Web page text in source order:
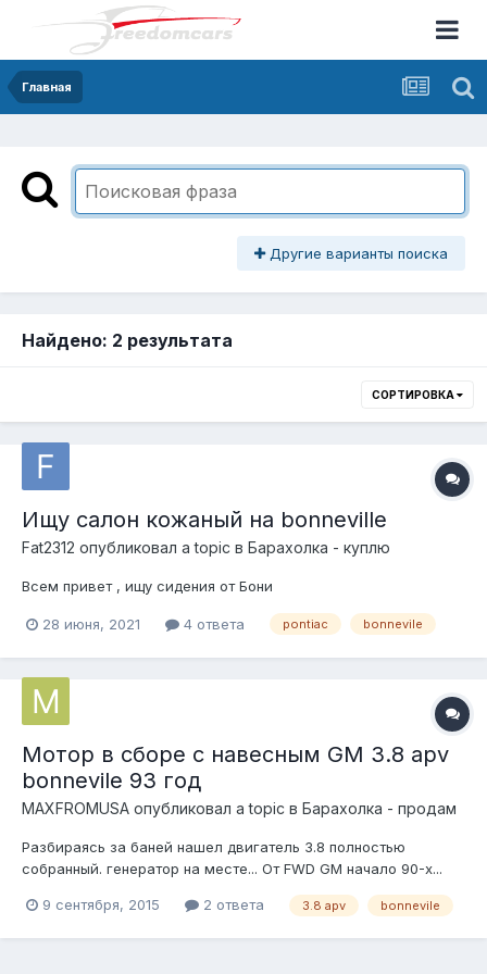
Главная
Другие варианты поиска
Найдено: 2 результата
СОРТИРОВКА
Ищу салон кожаный на bonneville
Fat2312 опубликовал a topic в Барахолка - куплю
Всем привет , ищу сидения от Бони
28 июня, 2021 4 ответа pontiac bonnevile
Мотор в сборе с навесным GM 3.8 apv
bonnevile 93 год
MAXFROMUSA опубликовал a topic в Барахолка - продам
Разбираясь за баней нашел двигатель 3.8 полностью
собранный. генератор на месте... От FWD GM начало 90-х...
Работоспособность не подскажу...В любом случае надо
9 сентября, 2015 2 ответа 3.8 apv bonnevile